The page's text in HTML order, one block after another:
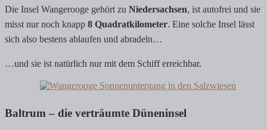
Die Insel Wangerooge gehört zu Niedersachsen, ist autofrei und sie
misst nur noch knapp 8 Quadratkilometer. Eine solche Insel lässt
sich also bestens ablaufen und abradeln…
…und sie ist natürlich nur mit dem Schiff erreichbar.
Baltrum – die verträumte Düneninsel